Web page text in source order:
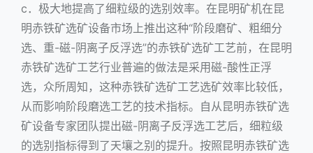
c．极大地提高了细粒级的选别效率。在昆明矿机在昆
明赤铁矿选矿设备市场上推出这种“阶段磨矿、粗细分
选、重-磁-阴离子反浮选”的赤铁矿选矿工艺前，在昆明
赤铁矿选矿工艺行业普遍的做法是采用磁-酸性正浮
选，众所周知，这种赤铁矿选矿工艺选矿效率比较低，
从而影响阶段磨选工艺的技术指标。自从昆明赤铁矿选
矿设备专家团队提出磁-阴离子反浮选工艺后，细粒级
的选别指标得到了天壤之别的提升。按照昆明赤铁矿选